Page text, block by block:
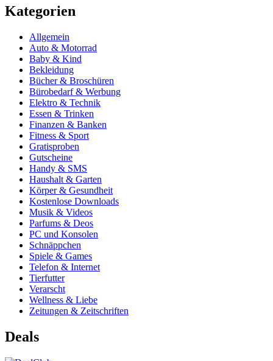
Kategorien
Allgemein
Auto & Motorrad
Baby & Kind
Bekleidung
Bücher & Broschüren
Bürobedarf & Werbung
Elektro & Technik
Essen & Trinken
Finanzen & Banken
Fitness & Sport
Gratisproben
Gutscheine
Handy & SMS
Haushalt & Garten
Körper & Gesundheit
Kostenlose Downloads
Musik & Videos
Parfums & Deos
PC und Konsolen
Schnäppchen
Spiele & Games
Telefon & Internet
Tierfutter
Verarscht
Wellness & Liebe
Zeitungen & Zeitschriften
Deals